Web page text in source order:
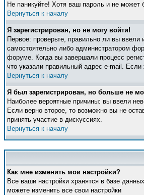
Не паникуйте! Хотя ваш пароль и не может
Вернуться к началу
Я зарегистрирован, но не могу войти!
Первое: проверьте, правильно ли вы
самостоятельно либо администратором
форуме. Когда вы завершали процесс
что указали правильный адрес e-mail.
Вернуться к началу
Я был зарегистрирован, но больше не
Наиболее вероятные причины: вы ввели
Если верно второе, то возможно вы не
принять участие в дискуссиях.
Вернуться к началу
Как мне изменить мои настройки?
Все ваши настройки хранятся в базе
можете изменить все свои настройки